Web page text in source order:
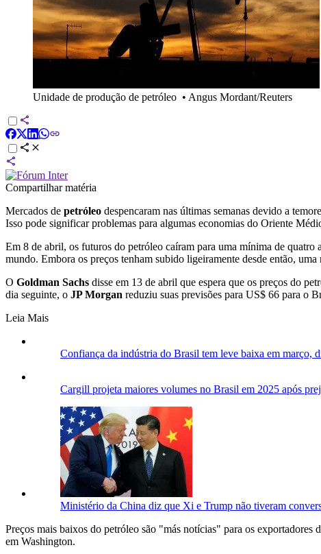
Unidade de produção de petróleo • Angus Mordant/Reuters
Compartilhar matéria
Mercados de petróleo despencaram nas últimas semanas devido a
Isso pode significar problemas para algumas economias do Oriente
Em 8 de abril, os futuros do petróleo caíram para uma mínima de quatro
mundo. Embora os preços tenham subido ligeiramente desde então,
O Goldman Sachs disse em 13 de abril que espera que os preços do
dia seguinte, o JP Morgan reduziu suas previsões para US$ 66 para o
Leia Mais
Confiança da indústria do Brasil tem leve baixa em março,
Cargill projeta maiores volumes no Brasil em 2025 após
Ministério da China diz que Xi e Trump não tiveram
Preços mais baixos do petróleo são "más notícias" para os
em Washington.